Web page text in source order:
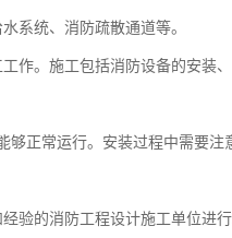
系统、消防疏散通道等。
作。施工包括消防设备的安装
正常运行。安装过程中需要
验的消防工程设计施工单位进